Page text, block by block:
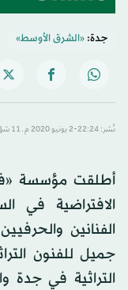
جدة:«الشرق الأوسط»
نُشر: 22:24-2 يونيو 2020 م ـ 11 شوّال 1441 هـ
أطلقت مؤسسة
الافتراضية في
الفنانين
جميل للفنون
التراثية في جدة